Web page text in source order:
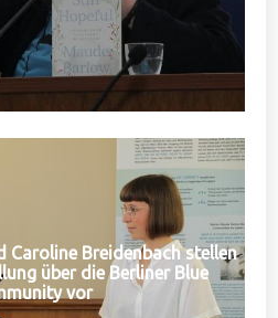
Caroline Breidenbach stellen
über die Berliner Blue
vor